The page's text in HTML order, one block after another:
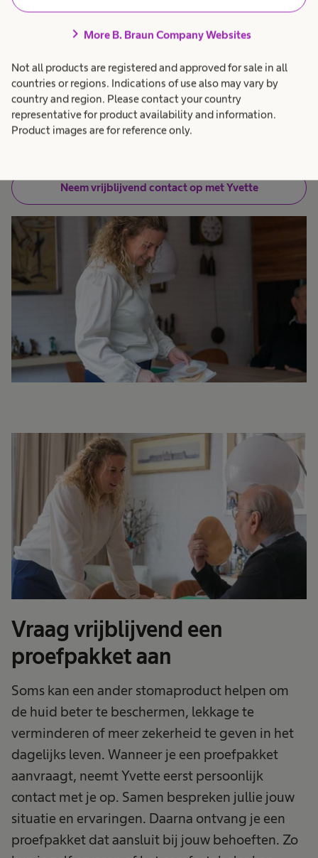
chevron_right More B. Braun Company Websites
Not all products are registered and approved for sale in all
countries or regions. Indications of use also may vary by
country and region. Please contact your country
representative for product availability and information.
Product images are for reference only.
over huidproblemen, lekkage of dagelijks
comfort. Misschien wil je alleen even sparren
Yvette is stomaverpleegkundige en denkt graag
vrijblijvend met je mee. Persoonlijk, praktisch en
op jouw tempo.
Neem vrijblijvend contact op met Yvette
Vraag vrijblijvend een
proefpakket aan
Soms kan een ander stomaproduct helpen om
de huid beter te beschermen, lekkage te
verminderen of meer zekerheid te geven in het
dagelijks leven. Wanneer je een proefpakket
aanvraagt, neemt Yvette eerst persoonlijk
contact met je op. Samen bespreken jullie jouw
situatie en ervaringen. Daarna ontvang je een
proefpakket dat aansluit bij jouw behoeften. Zo